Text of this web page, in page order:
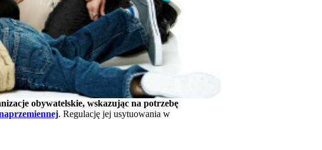
obywatelskie, wskazując na potrzebę
. Regulację jej usytuowania w